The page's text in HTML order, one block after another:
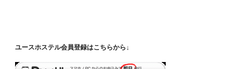
ユースホステル会員登録はこちらから↓